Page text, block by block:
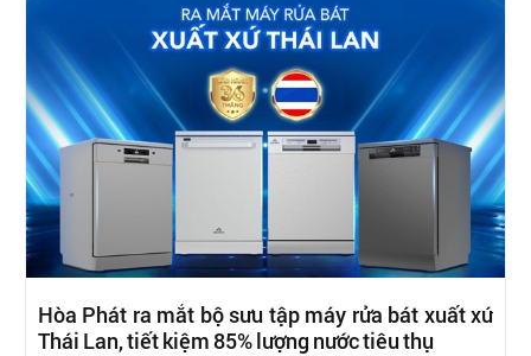
Hòa Phát ra mắt bộ sưu tập máy rửa bát xuất xứ
Thái Lan, tiết kiệm 85% lượng nước tiêu thụ